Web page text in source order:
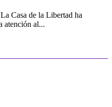
Casa de la Libertad ha
atención al...